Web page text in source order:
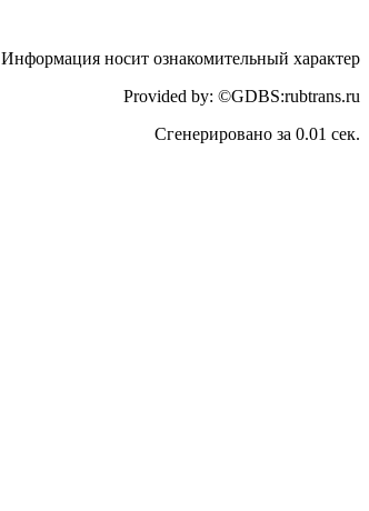
Информация носит ознакомительный характер
Provided by: ©GDBS:rubtrans.ru
Сгенерировано за 0.01 сек.